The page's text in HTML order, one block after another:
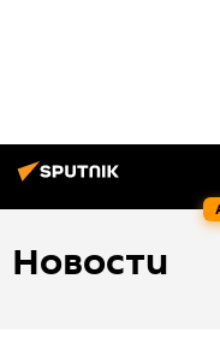
Новости